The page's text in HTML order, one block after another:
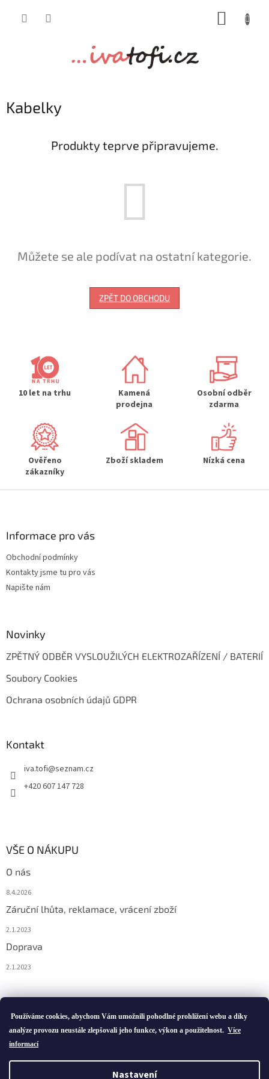
Používáme cookies, abychom Vám umožnili pohodlné prohlížení webu a díky
analýze provozu neustále zlepšovali jeho funkce, výkon a použitelnost. Více
informací
Nastavení
Kabelky
Produkty teprve připravujeme.
Můžete se ale podívat na ostatní kategorie.
ZPĚT DO OBCHODU
10 let na trhu
Kamená
prodejna
Osobní odběr
zdarma
Ověřeno
zákazníky
Zboží skladem Nízká cena
Informace pro vás
Obchodní podmínky
Kontakty jsme tu pro vás
Napište nám
Novinky
ZPĚTNÝ ODBĚR VYSLOUŽILÝCH ELEKTROZAŘÍZENÍ / BATERIÍ
Soubory Cookies
Ochrana osobních údajů GDPR
Kontakt
iva.tofi@seznam.cz
+420 607 147 728
VŠE O NÁKUPU
O nás
8.4.2026
Záruční lhůta, reklamace, vrácení zboží
2.1.2023
Doprava
2.1.2023
Vytvořil Shoptet